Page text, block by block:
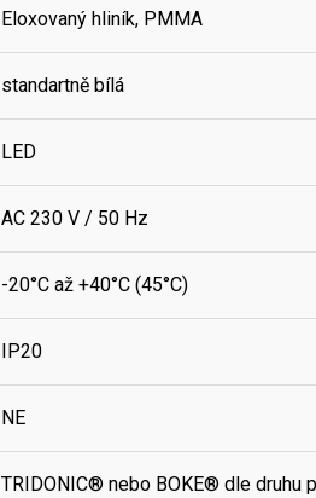
Eloxovaný hliník, PMMA
standartně bílá
LED
AC 230 V / 50 Hz
-20°C až +40°C (45°C)
IP20
NE
TRIDONIC® nebo BOKE® dle druhu